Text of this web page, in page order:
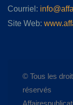
Courriel:
Site Web:
© Tous les
réservés